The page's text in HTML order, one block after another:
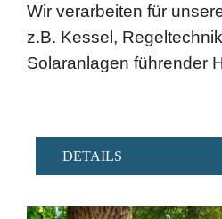
Wir verarbeiten für
z.B. Kessel,
Solaranlagen führender
DETAILS